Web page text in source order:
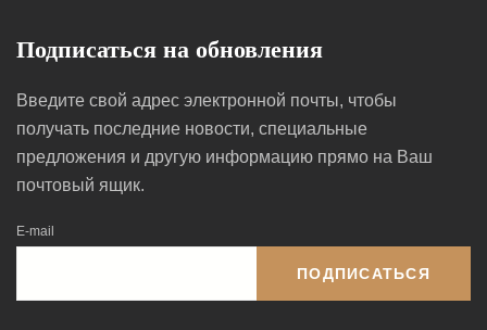
Подписаться на обновления
Введите свой адрес электронной почты, чтобы
получать последние новости, специальные
предложения и другую информацию прямо на Ваш
почтовый ящик.
E-mail
ПОДПИСАТЬСЯ